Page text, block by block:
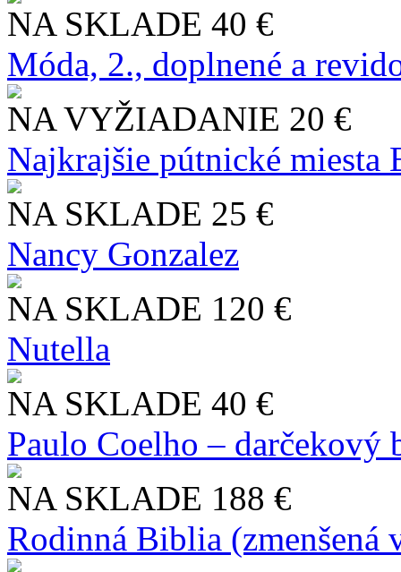
NA SKLADE 40 €
Móda, 2., doplnené a
NA VYŽIADANIE 20 €
Najkrajšie pútnické miesta
NA SKLADE 25 €
Nancy Gonzalez
NA SKLADE 120 €
Nutella
NA SKLADE 40 €
Paulo Coelho – darčekový
NA SKLADE 188 €
Rodinná Biblia (zmenšená